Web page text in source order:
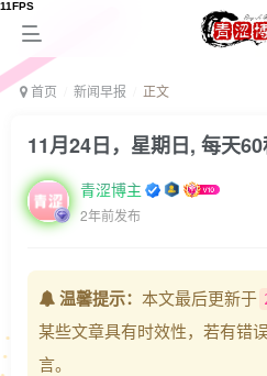
首页 新闻早报 正文
11月24日，星期日, 每天60
青涩博主
2年前发布
温馨提示： 本文最后更新于
某些文章具有时效性，若有错
言。